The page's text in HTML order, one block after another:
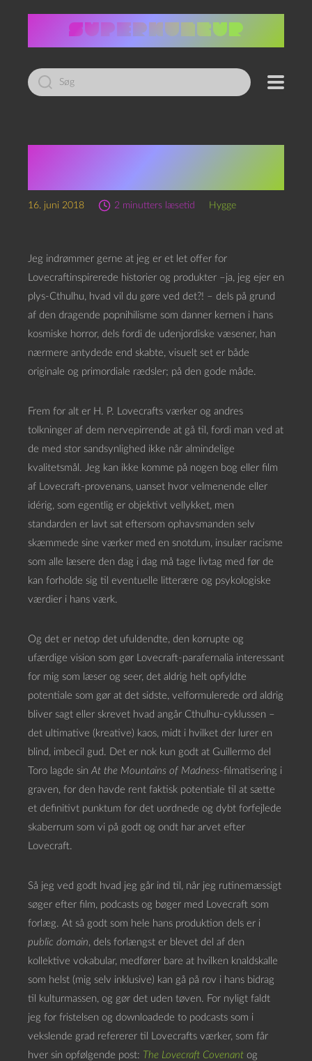
Led
efter:
16. juni 2018 2 minutters læsetid Hygge
Jeg indrømmer gerne at jeg er et let offer for
Lovecraftinspirerede historier og produkter –ja, jeg ejer en
plys-Cthulhu, hvad vil du gøre ved det?! – dels på grund
af den dragende popnihilisme som danner kernen i hans
kosmiske horror, dels fordi de udenjordiske væsener, han
nærmere antydede end skabte, visuelt set er både
originale og primordiale rædsler; på den gode måde.
Frem for alt er H. P. Lovecrafts værker og andres
tolkninger af dem nervepirrende at gå til, fordi man ved at
de med stor sandsynlighed ikke når almindelige
kvalitetsmål. Jeg kan ikke komme på nogen bog eller film
af Lovecraft-provenans, uanset hvor velmenende eller
idérig, som egentlig er objektivt vellykket, men
standarden er lavt sat eftersom ophavsmanden selv
skæmmede sine værker med en snotdum, insulær racisme
som alle læsere den dag i dag må tage livtag med før de
kan forholde sig til eventuelle litterære og psykologiske
værdier i hans værk.
Og det er netop det ufuldendte, den korrupte og
ufærdige vision som gør Lovecraft-parafernalia interessant
for mig som læser og seer, det aldrig helt opfyldte
potentiale som gør at det sidste, velformulerede ord aldrig
bliver sagt eller skrevet hvad angår Cthulhu-cyklussen –
det ultimative (kreative) kaos, midt i hvilket der lurer en
blind, imbecil gud. Det er nok kun godt at Guillermo del
Toro lagde sin At the Mountains of Madness-filmatisering i
graven, for den havde rent faktisk potentiale til at sætte
et definitivt punktum for det uordnede og dybt forfejlede
skaberrum som vi på godt og ondt har arvet efter
Lovecraft.
Så jeg ved godt hvad jeg går ind til, når jeg rutinemæssigt
søger efter film, podcasts og bøger med Lovecraft som
forlæg. At så godt som hele hans produktion dels er i
public domain, dels forlængst er blevet del af den
kollektive vokabular, medfører bare at hvilken knaldskalle
som helst (mig selv inklusive) kan gå på rov i hans bidrag
til kulturmassen, og gør det uden tøven. For nyligt faldt
jeg for fristelsen og downloadede to podcasts som i
vekslende grad refererer til Lovecrafts værker, som får
hver sin opfølgende post: The Lovecraft Covenant og